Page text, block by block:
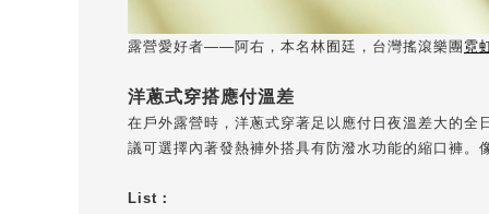
露營愛好者——阿右，本名林囿廷，台灣搖滾樂團 霓
洋蔥式穿搭應付溫差
在戶外露營時，洋蔥式穿著足以應付日夜溫差大的
議可選擇內著發熱褲外搭具有防潑水功能的縮口褲
List：